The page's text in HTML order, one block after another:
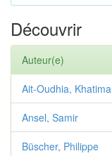
Découvrir
Auteur(e)
Ait-Oudhia, Khatima
Ansel, Samir
Büscher, Philippe